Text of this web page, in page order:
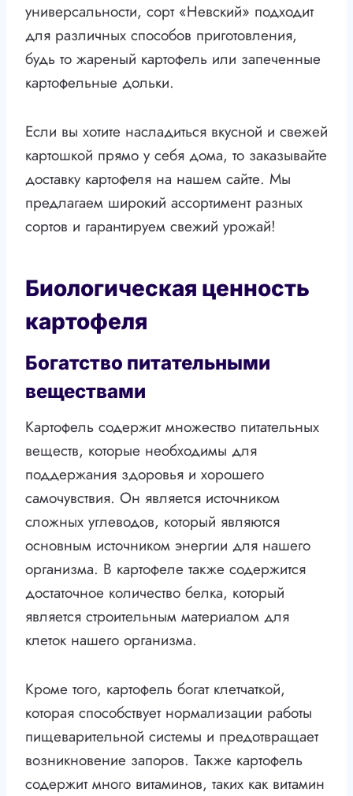
универсальности, сорт «Невский» подходит
для различных способов приготовления,
будь то жареный картофель или запеченные
картофельные дольки.
Если вы хотите насладиться вкусной и свежей
картошкой прямо у себя дома, то заказывайте
доставку картофеля на нашем сайте. Мы
предлагаем широкий ассортимент разных
сортов и гарантируем свежий урожай!
Биологическая ценность
картофеля
Богатство питательными
веществами
Картофель содержит множество питательных
веществ, которые необходимы для
поддержания здоровья и хорошего
самочувствия. Он является источником
сложных углеводов, который являются
основным источником энергии для нашего
организма. В картофеле также содержится
достаточное количество белка, который
является строительным материалом для
клеток нашего организма.
Кроме того, картофель богат клетчаткой,
которая способствует нормализации работы
пищеварительной системы и предотвращает
возникновение запоров. Также картофель
содержит много витаминов, таких как витамин